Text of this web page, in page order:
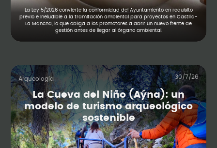
La Ley 5/2026 convierte la conformidad del Ayuntamiento en requisito
previo e ineludible a la tramitación ambiental para proyectos en Castilla-
La Mancha, lo que obliga a los promotores a abrir un nuevo frente de
gestión antes de llegar al órgano ambiental.
Arqueología 30/7/26
La Cueva del Niño (Aýna): un
modelo de turismo arqueológico
sostenible